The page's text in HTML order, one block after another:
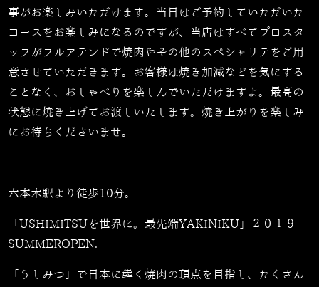
事がお楽しみいただけます。当日はご予約していただいた
コースをお楽しみになるのですが、当店はすべてプロスタ
ッフがフルアテンドで焼肉やその他のスペシャリテをご用
意させていただきます。お客様は焼き加減などを気にする
ことなく、おしゃべりを楽しんでいただけますよ。最高の
状態に焼き上げてお渡しいたします。焼き上がりを楽しみ
にお待ちくださいませ。
六本木駅より徒歩10分。
「USHIMITSUを世界に。最先端YAKINIKU」２０１９
SUMMEROPEN.
「うしみつ」で日本に犇く焼肉の頂点を目指し、たくさん